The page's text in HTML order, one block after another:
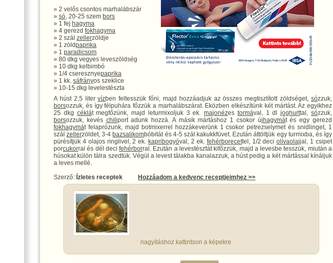
» 2 velős csontos marhalábszár
» só, 20-25 szem bors
» 1 fej hagyma
» 4 gerezd fokhagyma
» 2 szál zellerzöldje
» 1 zöldpaprika
» 1 paradicsom
» 80 dkg vegyes leveszöldség
» 10 dkg kelbimbó
» 1/4 cseresznyepaprika
» 1 kk. sáfrányos szeklice
» 10-15 dkg levelestészta
A húst 2,5 litervízben feltesszük főni, majd hozzáadjuk az összes megtisztított zöldséget,sózzuk,
borsozzuk, és így félpuhára főzzük a marhalábszárat. Eközben elkészítünk két mártást. Az egyikhez
25 dkg céklát megfőzünk, majd leturmixoljuk 3 ek.majonézes tormával, 1 dljoghurttal,sózzuk,
borsozzuk, kevés chiliport adunk hozzá. A másik mártáshoz 1 csokor új hagymát és egy gerezd
fokhagymát felaprózunk, majd botmixerrel hozzákeverünk 1 csokor petrezselymet és snidlinget, 1
szálzellerzöldet, 3-4 bazsalikombóbitát és 4-5 szál kakukkfüvet. Ezután áttöltjük egy turmixba, és így
pürésítjük 4 olajos ringlivel, 2 ek. kapribogyóval, 2 ek. fehérborecettel, 1/2 deciolívaolajjal, 1 csipet
porcukorral és dél decifehérborral. Ezután a levestésztát kifőzzük, majd a levesbe tesszük, miután a
húsokat külön tálra szedtük. Végül a levest tálakba kanalazzuk, a húst pedig a két mártással kínáljuk
a leves mellé.
Szerző: Ízletes receptek Hozzáadom a kedvenc receptjeimhez >>
nagyításhoz kattintson a képekre